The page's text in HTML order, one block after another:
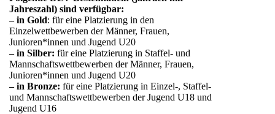
Jahreszahl) sind verfügbar:
– in Gold: für eine Platzierung in den
Einzelwettbewerben der Männer, Frauen,
Junioren*innen und Jugend U20
– in Silber:für eine Platzierung in Staffel- und
Mannschaftswettbewerben der Männer, Frauen,
Junioren*innen und Jugend U20
– in Bronze:für eine Platzierung in Einzel-, Staffel-
und Mannschaftswettbewerben der Jugend U18 und
Jugend U16